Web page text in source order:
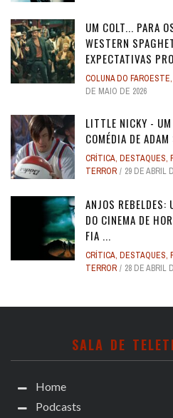
UM COLT... PARA
WESTERN
EXPECTATIVAS
COLUNA DO FAROESTE,
DE MAIO DE 2026
LITTLE NICKY -
COMÉDIA DE
CRÍTICA, DESTAQUES,
TERROR
29 DE ABRIL
ANJOS REBELDES:
DO CINEMA DE
FIA ...
CRÍTICA, DESTAQUES,
TERROR
28 DE ABRIL
SALA DE
Home
Podcasts